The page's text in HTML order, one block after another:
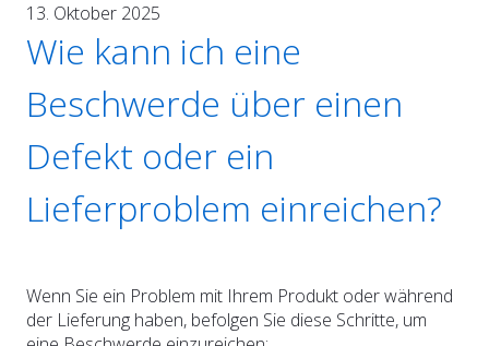
13. Oktober 2025
Wie kann ich eine
Beschwerde über einen
Defekt oder ein
Lieferproblem einreichen?
Wenn Sie ein Problem mit Ihrem Produkt oder während
der Lieferung haben, befolgen Sie diese Schritte, um